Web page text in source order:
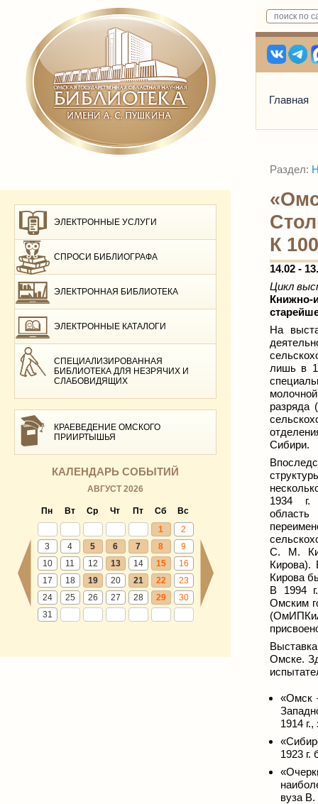
Главная
ЭЛЕКТРОННЫЕ УСЛУГИ
СПРОСИ БИБЛИОГРАФА
ЭЛЕКТРОННАЯ БИБЛИОТЕКА
ЭЛЕКТРОННЫЕ КАТАЛОГИ
СПЕЦИАЛИЗИРОВАННАЯ
БИБЛИОТЕКА ДЛЯ НЕЗРЯЧИХ И
СЛАБОВИДЯЩИХ
КРАЕВЕДЕНИЕ ОМСКОГО
ПРИИРТЫШЬЯ
КАЛЕНДАРЬ СОБЫТИЙ
АВГУСТ 2026
Пн Вт Ср Чт Пт Сб
Вс
1
2
3
4 5 6 7 8
9
10
11 12 13 14 15
16
17
18 19 20 21 22
23
24
25 26 27 28 29
30
31
Раздел:
К
14.02 -
Цикл
Книжно-
На
лишь в
Сибири.
1934 г.
С. М.
Кирова
В 1994
Омским
Омске.
«Омск
1914
1923
вуза В.